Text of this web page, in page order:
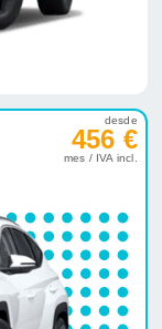
desde
456 €
mes / IVA incl.